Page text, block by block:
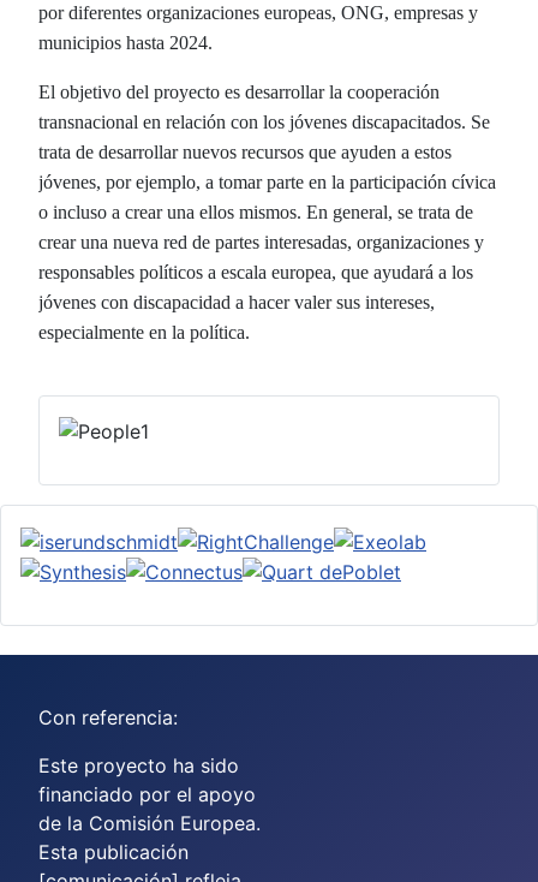
por diferentes organizaciones europeas, ONG, empresas y
municipios hasta 2024.
El objetivo del proyecto es desarrollar la cooperación
transnacional en relación con los jóvenes discapacitados. Se
trata de desarrollar nuevos recursos que ayuden a estos
jóvenes, por ejemplo, a tomar parte en la participación cívica
o incluso a crear una ellos mismos. En general, se trata de
crear una nueva red de partes interesadas, organizaciones y
responsables políticos a escala europea, que ayudará a los
jóvenes con discapacidad a hacer valer sus intereses,
especialmente en la política.
Con referencia:
Este proyecto ha sido
financiado por el apoyo
de la Comisión Europea.
Esta publicación